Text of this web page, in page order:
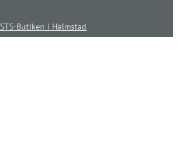
STS-Butiken i Halmstad